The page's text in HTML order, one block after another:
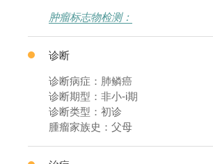
肿瘤标志物检测：
诊断
诊断病症：肺鳞癌
诊断期型：非小-i期
诊断类型：初诊
腫瘤家族史：父母